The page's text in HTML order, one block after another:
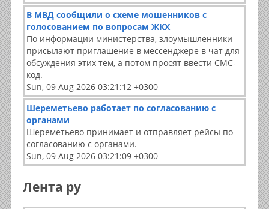
В МВД сообщили о схеме мошенников с
голосованием по вопросам ЖКХ
По информации министерства, злоумышленники
присылают приглашение в мессенджере в чат для
обсуждения этих тем, а потом просят ввести СМС-
код.
Sun, 09 Aug 2026 03:21:12 +0300
Шереметьево работает по согласованию с
органами
Шереметьево принимает и отправляет рейсы по
согласованию с органами.
Sun, 09 Aug 2026 03:21:09 +0300
Лента ру